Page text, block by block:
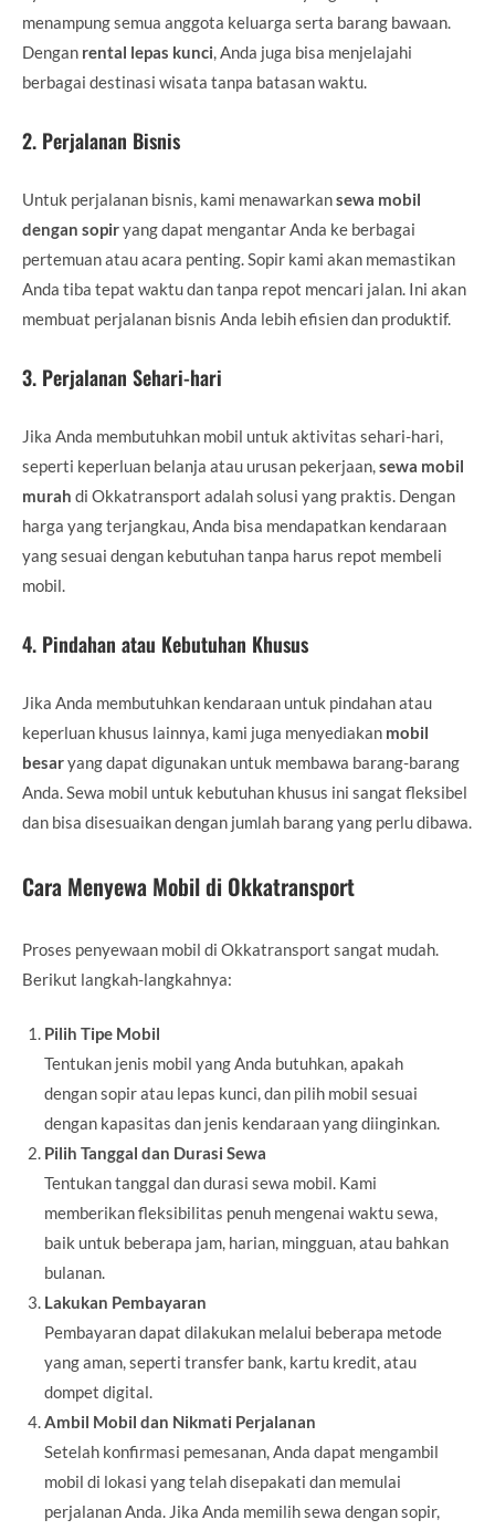
menampung semua anggota keluarga serta barang bawaan.
Dengan rental lepas kunci , Anda juga bisa menjelajahi
berbagai destinasi wisata tanpa batasan waktu.
2. Perjalanan Bisnis
Untuk perjalanan bisnis, kami menawarkansewa mobil
dengan sopiryang dapat mengantar Anda ke berbagai
pertemuan atau acara penting. Sopir kami akan memastikan
Anda tiba tepat waktu dan tanpa repot mencari jalan. Ini akan
membuat perjalanan bisnis Anda lebih efisien dan produktif.
3. Perjalanan Sehari-hari
Jika Anda membutuhkan mobil untuk aktivitas sehari-hari,
seperti keperluan belanja atau urusan pekerjaan, sewa mobil
murah di Okkatransport adalah solusi yang praktis. Dengan
harga yang terjangkau, Anda bisa mendapatkan kendaraan
yang sesuai dengan kebutuhan tanpa harus repot membeli
mobil.
4. Pindahan atau Kebutuhan Khusus
Jika Anda membutuhkan kendaraan untuk pindahan atau
keperluan khusus lainnya, kami juga menyediakan mobil
besaryang dapat digunakan untuk membawa barang-barang
Anda. Sewa mobil untuk kebutuhan khusus ini sangat fleksibel
dan bisa disesuaikan dengan jumlah barang yang perlu dibawa.
Cara Menyewa Mobil di Okkatransport
Proses penyewaan mobil di Okkatransport sangat mudah.
Berikut langkah-langkahnya:
Pilih Tipe Mobil
Tentukan jenis mobil yang Anda butuhkan, apakah
dengan sopir atau lepas kunci, dan pilih mobil sesuai
dengan kapasitas dan jenis kendaraan yang diinginkan.
Pilih Tanggal dan Durasi Sewa
Tentukan tanggal dan durasi sewa mobil. Kami
memberikan fleksibilitas penuh mengenai waktu sewa,
baik untuk beberapa jam, harian, mingguan, atau bahkan
bulanan.
Lakukan Pembayaran
Pembayaran dapat dilakukan melalui beberapa metode
yang aman, seperti transfer bank, kartu kredit, atau
dompet digital.
Ambil Mobil dan Nikmati Perjalanan
Setelah konfirmasi pemesanan, Anda dapat mengambil
mobil di lokasi yang telah disepakati dan memulai
perjalanan Anda. Jika Anda memilih sewa dengan sopir,